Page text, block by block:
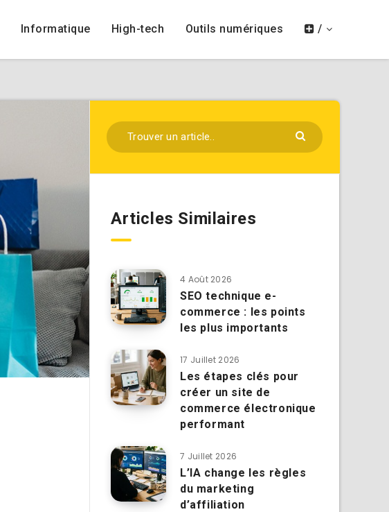
Informatique High-tech Outils numériques /
Articles Similaires
4 Août 2026
SEO technique e-
commerce : les points
les plus importants
17 Juillet 2026
Les étapes clés pour
créer un site de
commerce électronique
performant
7 Juillet 2026
L’IA change les règles
du marketing
d’affiliation